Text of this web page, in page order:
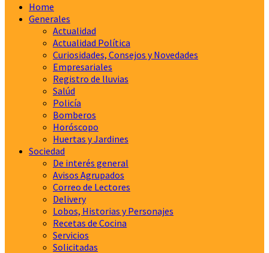
Home
Generales
Actualidad
Actualidad Política
Curiosidades, Consejos y Novedades
Empresariales
Registro de lluvias
Salúd
Policía
Bomberos
Horóscopo
Huertas y Jardines
Sociedad
De interés general
Avisos Agrupados
Correo de Lectores
Delivery
Lobos, Historias y Personajes
Recetas de Cocina
Servicios
Solicitadas